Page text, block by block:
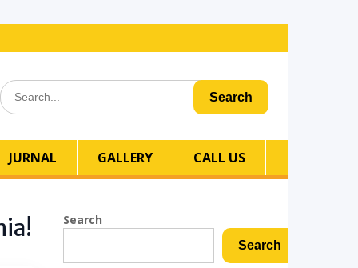
Search
for:
JURNAL GALLERY CALL US
Search
Search